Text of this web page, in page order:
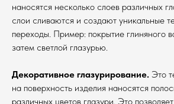
наносятся несколько слоев различных
слои сливаются и создают уникальные
переходы. Пример: покрытие глиняного
затем светлой глазурью.
Декоративное глазурирование. Это
на поверхность изделия наносятся
различных цветов глазури. Это